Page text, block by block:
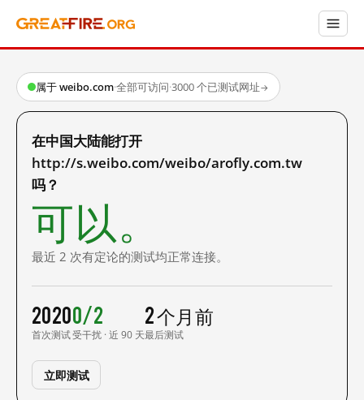
属于 weibo.com·全部可访问·3000 个已测试网址→
在中国大陆能打开
http://s.weibo.com/weibo/arofly.com.tw
吗？
可以。
最近 2 次有定论的测试均正常连接。
2020
首次测试
0/2
受干扰 · 近 90 天
2 个月前
最后测试
立即测试